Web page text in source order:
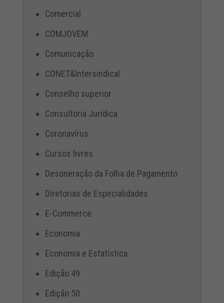
Comercial
COMJOVEM
Comunicação
CONET&Intersindical
Conselho superior
Consultoria Jurídica
Coronavírus
Cursos livres
Desoneração da Folha de Pagamento
Diretorias de Especialidades
E-Commerce
Economia
Economia e Estatística
Edição 49
Edição 50